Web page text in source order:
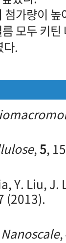
가량이
모두 키
다.
,5,
Y. Liu,
(2013).
Nanoscale,